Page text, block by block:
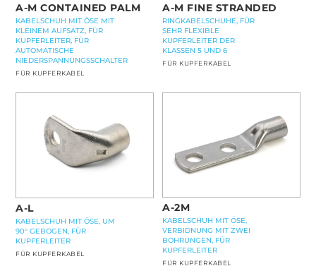
A-M CONTAINED PALM
KABELSCHUH MIT ÖSE MIT
KLEINEM AUFSATZ, FÜR
KUPFERLEITER, FÜR
AUTOMATISCHE
NIEDERSPANNUNGSSCHALTER
FÜR KUPFERKABEL
A-M FINE STRANDED
RINGKABELSCHUHE, FÜR
SEHR FLEXIBLE
KUPFERLEITER DER
KLASSEN 5 UND 6
FÜR KUPFERKABEL
A-L
KABELSCHUH MIT ÖSE, UM
90° GEBOGEN, FÜR
KUPFERLEITER
FÜR KUPFERKABEL
A-2M
KABELSCHUH MIT ÖSE,
VERBIDNUNG MIT ZWEI
BOHRUNGEN, FÜR
KUPFERLEITER
FÜR KUPFERKABEL